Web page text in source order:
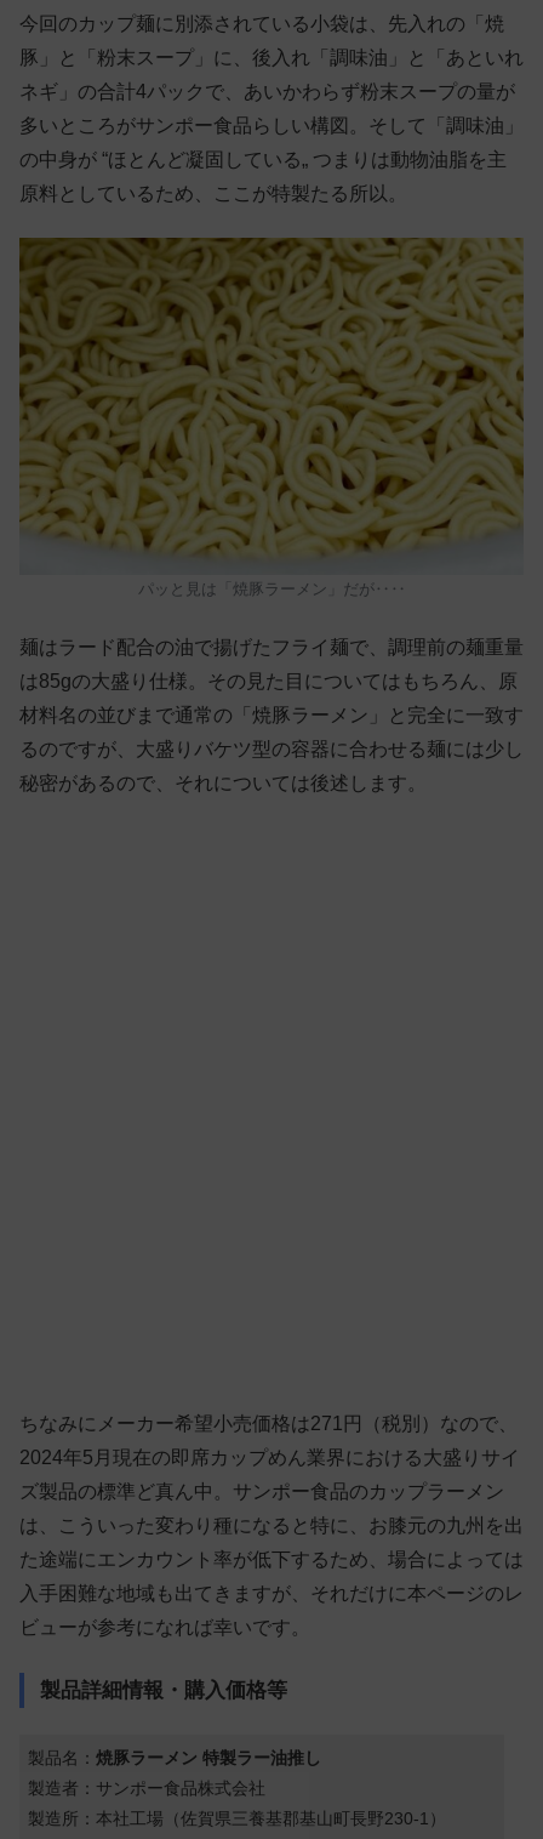
今回のカップ麺に別添されている小袋は、先入れの「焼
豚」と「粉末スープ」に、後入れ「調味油」と「あといれ
ネギ」の合計4パックで、あいかわらず粉末スープの量が
多いところがサンポー食品らしい構図。そして「調味油」
の中身が “ほとんど凝固している„ つまりは動物油脂を主
原料としているため、ここが特製たる所以。
パッと見は「焼豚ラーメン」だが‥‥
麺はラード配合の油で揚げたフライ麺で、調理前の麺重量
は85gの大盛り仕様。その見た目についてはもちろん、原
材料名の並びまで通常の「焼豚ラーメン」と完全に一致す
るのですが、大盛りバケツ型の容器に合わせる麺には少し
秘密があるので、それについては後述します。
ちなみにメーカー希望小売価格は271円（税別）なので、
2024年5月現在の即席カップめん業界における大盛りサイ
ズ製品の標準ど真ん中。サンポー食品のカップラーメン
は、こういった変わり種になると特に、お膝元の九州を出
た途端にエンカウント率が低下するため、場合によっては
入手困難な地域も出てきますが、それだけに本ページのレ
ビューが参考になれば幸いです。
製品詳細情報・購入価格等
製品名：焼豚ラーメン 特製ラー油推し
製造者：サンポー食品株式会社
製造所：本社工場（佐賀県三養基郡基山町長野230-1）